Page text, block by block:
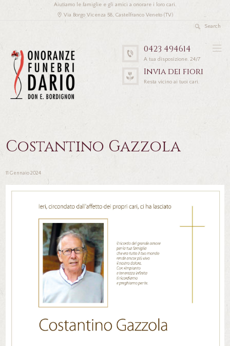
Aiutiamo le famiglie e gli amici a onorare i loro cari.
Via Borgo Vicenza 58, Castelfranco Veneto (TV)
0423 494614
A tua disposizione. 24/7
Invia dei fiori
Resta vicino ai tuoi cari.
Costantino Gazzola
11 Gennaio 2024